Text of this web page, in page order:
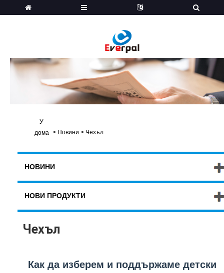
У
дома > Новини > Чехъл
НОВИНИ
НОВИ ПРОДУКТИ
Чехъл
Как да изберем и поддържаме детски